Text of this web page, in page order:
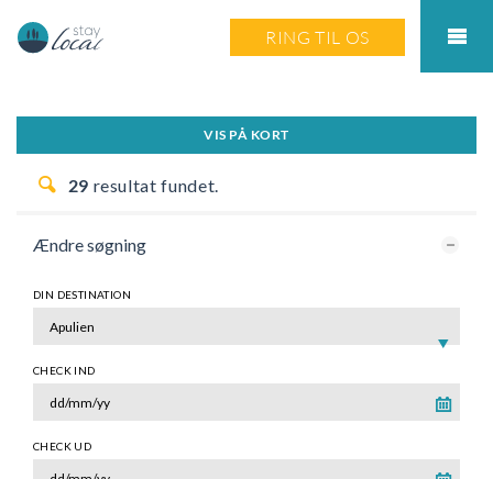
RING TIL OS
VIS PÅ KORT
29 resultat fundet.
Ændre søgning
DIN DESTINATION
CHECK IND
CHECK UD